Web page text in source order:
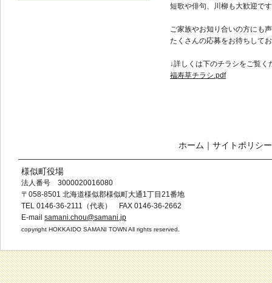
短歌や俳句、川柳も大歓迎で
ご家族やお知り合いの方にも
たくさんの応募をお待ちして
↓詳しくは下のチラシをご覧く
福寿草チラシ.pdf
ホーム ｜ サイトポリシー
様似町役場
法人番号 3000020016080
〒058-8501 北海道様似郡様似町大通1丁目21番地
TEL 0146-36-2111（代表） FAX 0146-36-2662
E-mail samani.chou@samani.jp
copyright HOKKAIDO SAMANI TOWN All rights reserved.